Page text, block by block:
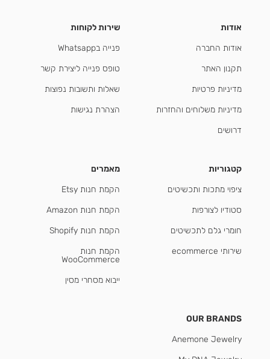
אודות
אודות החברה
תקנון האתר
מדיניות פרטיות
מדיניות משלוחים והחזרות
דרושים
שירות לקוחות
פנייה בWhatsapp
טופס פנייה ליצירת קשר
שאלות ותשובות נפוצות
הצהרת נגישות
קטגוריות
ציפוי מתכות ותכשיטים
סטודיו לצורפות
חומרי גלם לתכשיטים
שירותי ecommerce
מאמרים
הקמת חנות Etsy
הקמת חנות Amazon
הקמת חנות Shopify
הקמת חנות
WooCommerce
ייבוא מסחרי מסין
OUR BRANDS
Anemone Jewelry